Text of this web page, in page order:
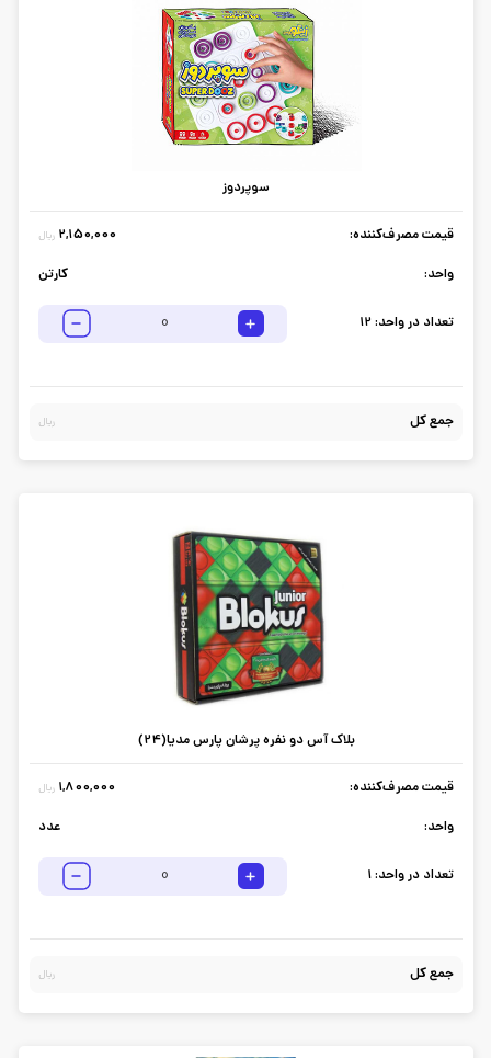
سوپردوز
قیمت مصرف‌کننده: 2,150,000 ریال
واحد: کارتن
تعداد در واحد: 12
جمع کل ریال
بلاک آس دو نفره پرشان پارس مدیا(24)
قیمت مصرف‌کننده: 1,800,000 ریال
واحد: عدد
تعداد در واحد:1
جمع کل ریال